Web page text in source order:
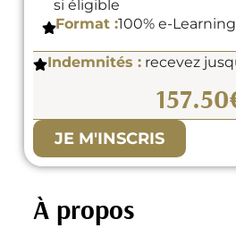
si éligible
Format :100% e-Learning
Indemnités :recevez
JE M'INSCRIS
À propos